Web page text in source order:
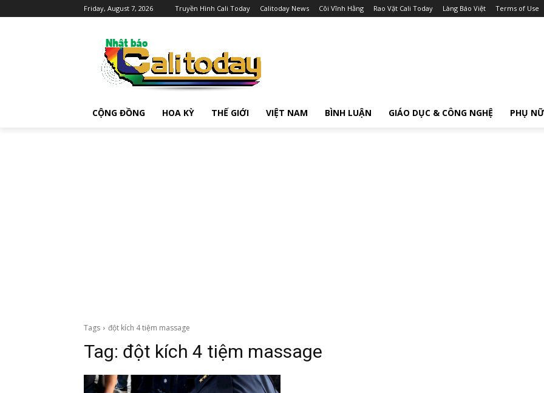
Friday, August 7, 2026 Truyền Hình Cali Today Calitoday News Cõi Vĩnh Hằng Rao Vặt Cali Today Làng Báo Việt Terms of Use
CỘNG ĐỒNG HOA KỲ THẾ GIỚI VIỆT NAM BÌNH LUẬN GIÁO DỤC & CÔNG NGHỆ PHỤ NỮ
Tags đột kích 4 tiệm massage
Tag: đột kích 4 tiệm massage